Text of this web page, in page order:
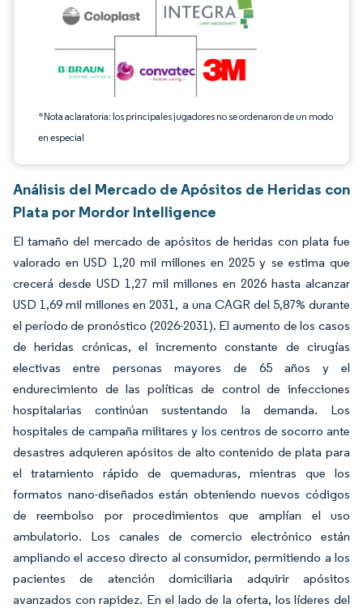
*Nota aclaratoria: los principales jugadores no se ordenaron de un modo
en especial
Análisis del Mercado de Apósitos de Heridas con
Plata por Mordor Intelligence
El tamaño del mercado de apósitos de heridas con plata fue
valorado en USD 1,20 mil millones en 2025 y se estima que
crecerá desde USD 1,27 mil millones en 2026 hasta alcanzar
USD 1,69 mil millones en 2031, a una CAGR del 5,87% durante
el período de pronóstico (2026-2031). El aumento de los casos
de heridas crónicas, el incremento constante de cirugías
electivas entre personas mayores de 65 años y el
endurecimiento de las políticas de control de infecciones
hospitalarias continúan sustentando la demanda. Los
hospitales de campaña militares y los centros de socorro ante
desastres adquieren apósitos de alto contenido de plata para
el tratamiento rápido de quemaduras, mientras que los
formatos nano-diseñados están obteniendo nuevos códigos
de reembolso por procedimientos que amplían el uso
ambulatorio. Los canales de comercio electrónico están
ampliando el acceso directo al consumidor, permitiendo a los
pacientes de atención domiciliaria adquirir apósitos
avanzados con rapidez. En el lado de la oferta, los líderes del